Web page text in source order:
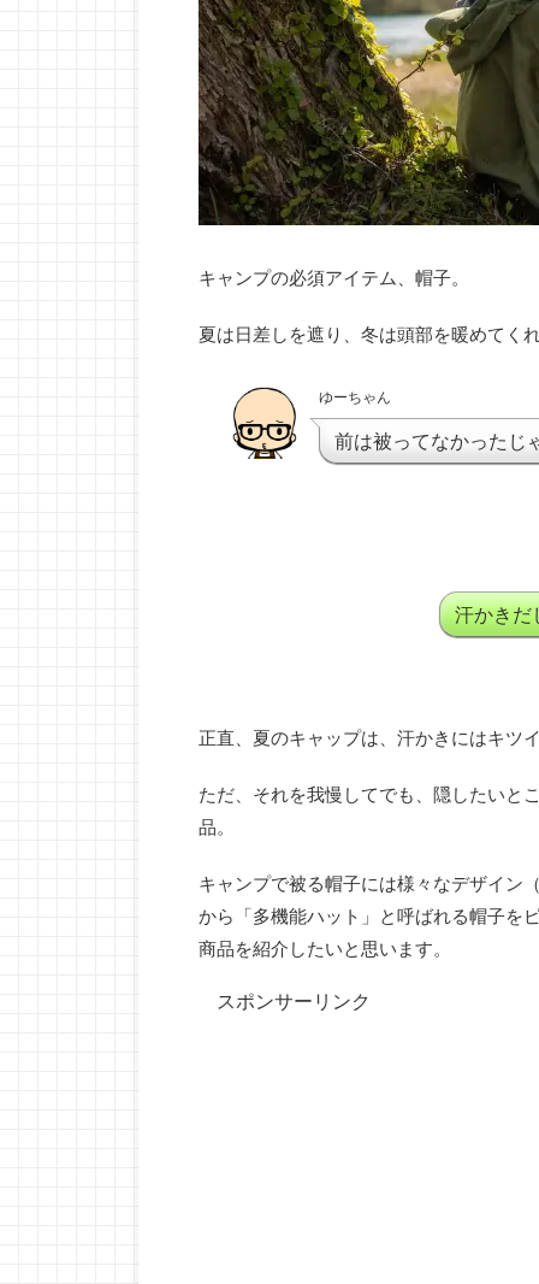
キャンプの必須アイテム、帽子。
夏は日差しを遮り、冬は頭部を暖めてく
ゆーちゃん
前は被ってなかったじ
汗かきだ
正直、夏のキャップは、汗かきにはキツ
ただ、それを我慢してでも、隠したいと
品。
キャンプで被る帽子には様々なデザイン
から「多機能ハット」と呼ばれる帽子を
商品を紹介したいと思います。
スポンサーリンク